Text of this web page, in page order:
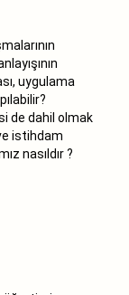
uygulama
de dahil olmak
istihdam
nasıldır ?